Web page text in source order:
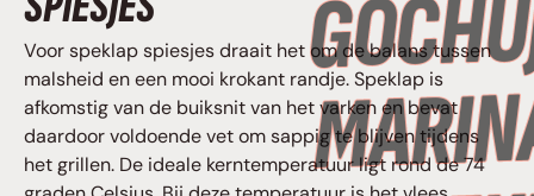
Voor speklap spiesjes draait het om de balans tussen
malsheid en een mooi krokant randje. Speklap is
afkomstig van de buiksnit van het varken en bevat
daardoor voldoende vet om sappig te blijven tijdens
het grillen. De ideale kerntemperatuur ligt rond de 74